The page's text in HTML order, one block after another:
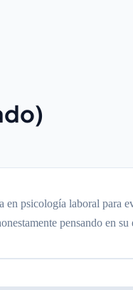
en psicología laboral para
pensando en